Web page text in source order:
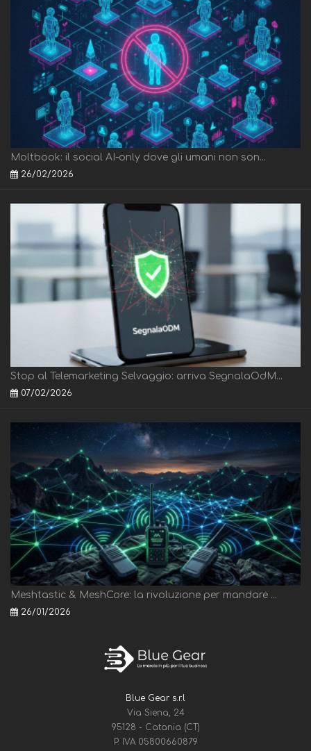
Moltbook: il social AI-only dove gli umani non son...
26/02/2026
Stop al Telemarketing Selvaggio: arriva SegnalaOdM...
07/02/2026
Meshtastic & MeshCore: la rivoluzione per mandare ...
26/01/2026
Blue Gear s.r.l
Via Siena, 24
95128 - Catania (CT)
P. IVA 05800660879